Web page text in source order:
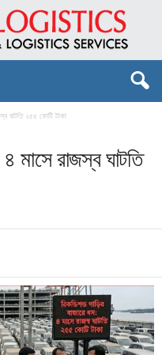
ঘাটতি ২৫৫ কোটি টাকা
৪ মাসে রাজস্ব ঘাটতি